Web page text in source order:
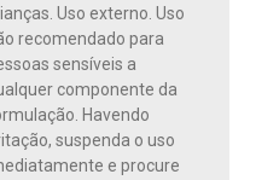
Uso externo. Uso
recomendado para
sensíveis a
componente da
Havendo
suspenda o uso
e procure